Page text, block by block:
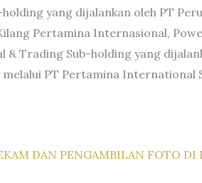
yang dijalankan oleh PT
Pertamina Internasional,
Trading Sub-holding yang
PT Pertamina International
DAN PENGAMBILAN FOTO DI